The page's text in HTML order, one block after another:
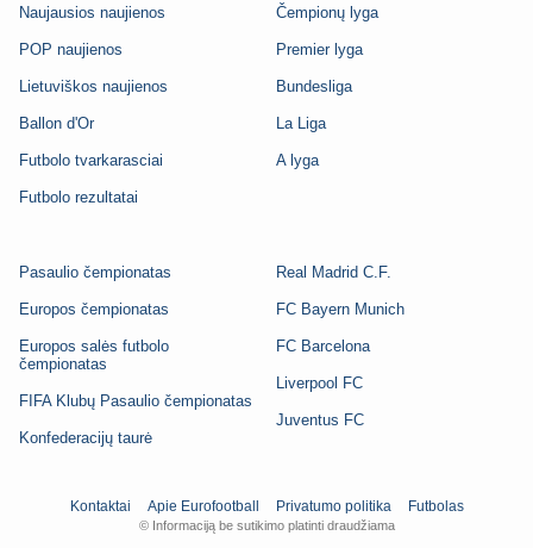
Naujausios naujienos
POP naujienos
Lietuviškos naujienos
Ballon d'Or
Futbolo tvarkarasciai
Futbolo rezultatai
Čempionų lyga
Premier lyga
Bundesliga
La Liga
A lyga
Pasaulio čempionatas
Europos čempionatas
Europos salės futbolo
čempionatas
FIFA Klubų Pasaulio čempionatas
Konfederacijų taurė
Real Madrid C.F.
FC Bayern Munich
FC Barcelona
Liverpool FC
Juventus FC
Kontaktai Apie Eurofootball Privatumo politika Futbolas
© Informaciją be sutikimo platinti draudžiama